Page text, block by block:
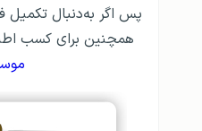
پس اگر به‌دنبال تکمیل
همچنین برای کسب